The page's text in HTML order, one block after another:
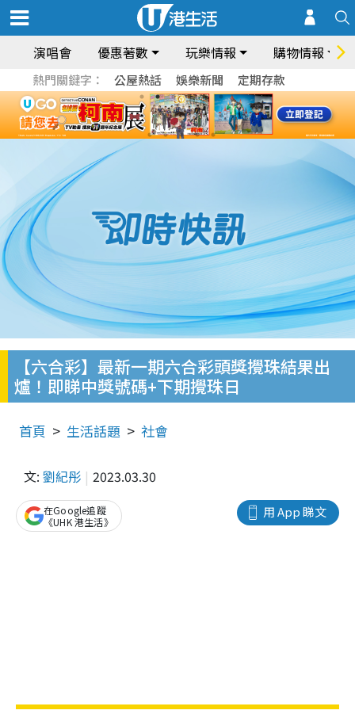
演唱會 優惠著數 玩樂情報 購物情報
熱門關鍵字： 公屋熱話 娛樂新聞 定期存款
【六合彩】最新一期六合彩頭獎攪珠結果出
爐！即睇中獎號碼+下期攪珠日
首頁 生活話題 社會
文: 劉紀彤 2023.03.30
用 App 睇文
在Google追蹤
《UHK 港生活》